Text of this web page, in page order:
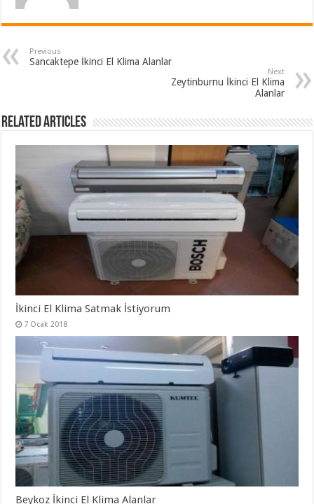
Previous
Sancaktepe İkinci El Klima Alanlar
Next
Zeytinburnu İkinci El Klima
Alanlar
Related Articles
İkinci El Klima Satmak İstiyorum
7 Ocak 2018
Beykoz İkinci El Klima Alanlar